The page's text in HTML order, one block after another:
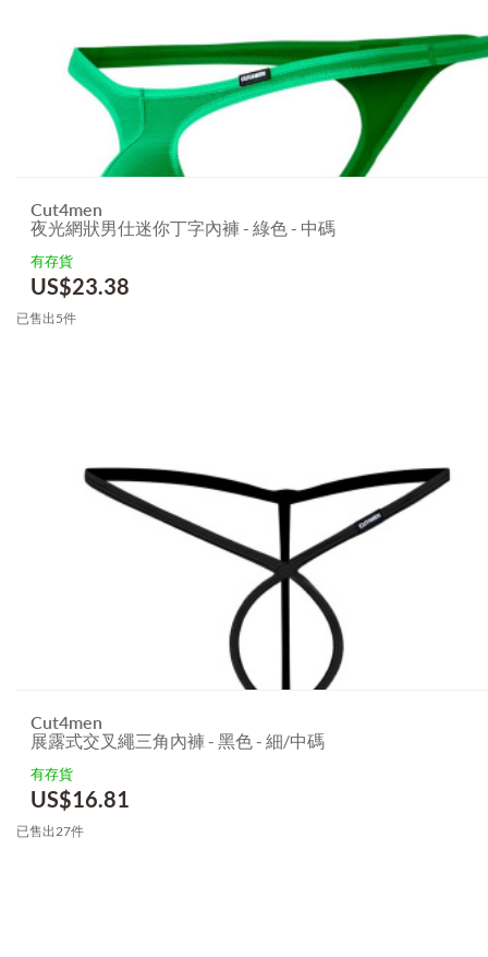
Cut4men
夜光網狀男仕迷你丁字內褲 - 綠色 - 中碼
有存貨
US$23.38
已售出5件
Cut4men
展露式交叉繩三角內褲 - 黑色 - 細/中碼
有存貨
US$16.81
已售出27件